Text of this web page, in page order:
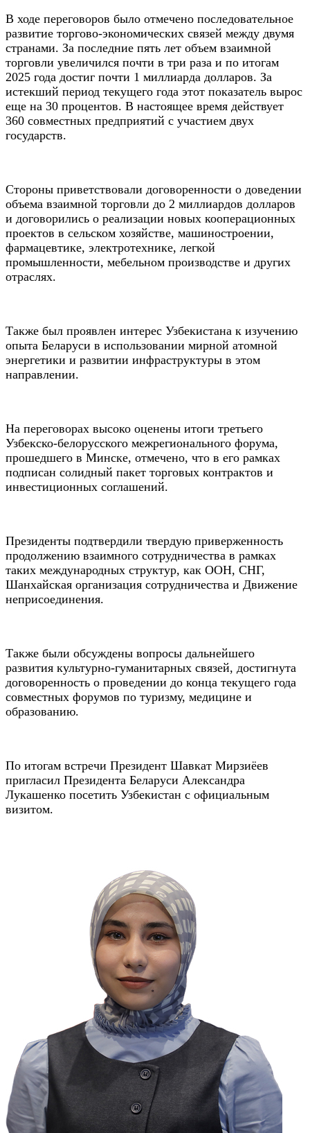
В ходе переговоров было отмечено последовательное
развитие торгово-экономических связей между двумя
странами. За последние пять лет объем взаимной
торговли увеличился почти в три раза и по итогам
2025 года достиг почти 1 миллиарда долларов. За
истекший период текущего года этот показатель вырос
еще на 30 процентов. В настоящее время действует
360 совместных предприятий с участием двух
государств.
Стороны приветствовали договоренности о доведении
объема взаимной торговли до 2 миллиардов долларов
и договорились о реализации новых кооперационных
проектов в сельском хозяйстве, машиностроении,
фармацевтике, электротехнике, легкой
промышленности, мебельном производстве и других
отраслях.
Также был проявлен интерес Узбекистана к изучению
опыта Беларуси в использовании мирной атомной
энергетики и развитии инфраструктуры в этом
направлении.
На переговорах высоко оценены итоги третьего
Узбекско-белорусского межрегионального форума,
прошедшего в Минске, отмечено, что в его рамках
подписан солидный пакет торговых контрактов и
инвестиционных соглашений.
Президенты подтвердили твердую приверженность
продолжению взаимного сотрудничества в рамках
таких международных структур, как ООН, СНГ,
Шанхайская организация сотрудничества и Движение
неприсоединения.
Также были обсуждены вопросы дальнейшего
развития культурно-гуманитарных связей, достигнута
договоренность о проведении до конца текущего года
совместных форумов по туризму, медицине и
образованию.
По итогам встречи Президент Шавкат Мирзиёев
пригласил Президента Беларуси Александра
Лукашенко посетить Узбекистан с официальным
визитом.